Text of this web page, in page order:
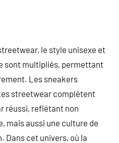
le style unisexe et
sont multipliés, permettant
Les sneakers
streetwear complètent
réussi, reflétant non
mais aussi une culture de
Dans cet univers, où la